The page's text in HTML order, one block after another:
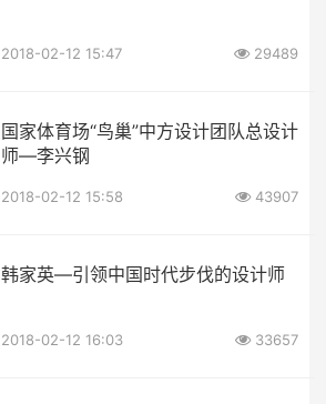
2018-02-12 15:47 29489
国家体育场“鸟巢”中方设计团队总设计
师—李兴钢
2018-02-12 15:58 43907
韩家英—引领中国时代步伐的设计师
2018-02-12 16:03 33657